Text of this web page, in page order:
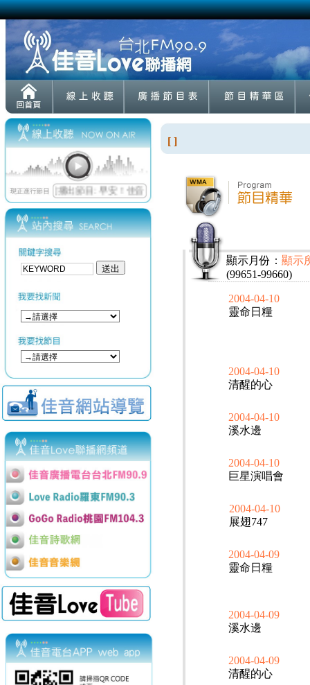
[ ]
顯示月份： 顯示
(99651-99660)
2004-04-10
靈命日糧
2004-04-10
清醒的心
2004-04-10
溪水邊
2004-04-10
巨星演唱會
2004-04-10
展翅747
2004-04-09
靈命日糧
2004-04-09
溪水邊
2004-04-09
清醒的心